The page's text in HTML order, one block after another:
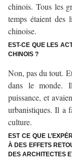
chinois. Tous les
temps étaient des
chinoise.
EST-CE QUE LES
CHINOIS ?
Non, pas du tout.
dans le monde.
puissance, et
urbanistiques. Il a
culture.
EST CE QUE
À DES EFFETS
DES ARCHITECTES